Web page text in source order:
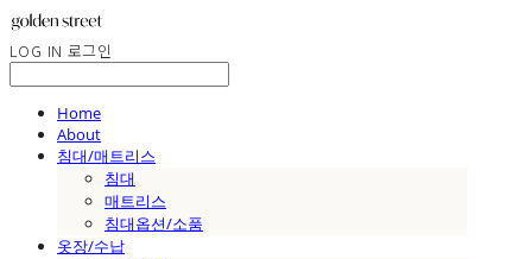
LOG IN 로그인
Home
About
침대/매트리스
침대
매트리스
침대옵션/소품
옷장/수납